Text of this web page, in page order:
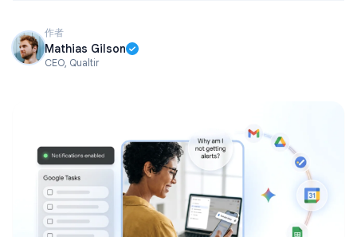
作者
Mathias Gilson
CEO, Qualtir